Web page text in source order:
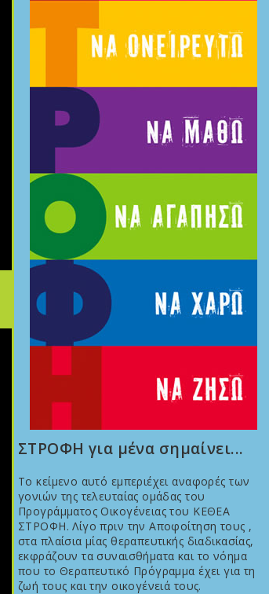
ΣΤΡΟΦΗ για μένα σημαίνει...
Το κείμενο αυτό εμπεριέχει αναφορές των
γονιών της τελευταίας ομάδας του
Προγράμματος Οικογένειας του ΚΕΘΕΑ
ΣΤΡΟΦΗ. Λίγο πριν την Αποφοίτηση τους ,
στα πλαίσια μίας θεραπευτικής διαδικασίας,
εκφράζουν τα συναισθήματα και το νόημα
που το Θεραπευτικό Πρόγραμμα έχει για τη
ζωή τους και την οικογένειά τους.